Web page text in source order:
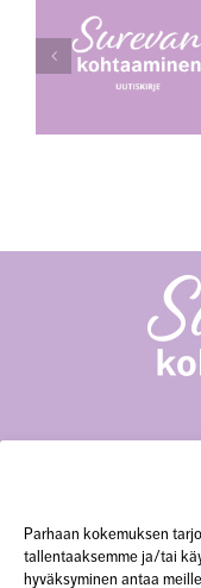
Parhaan kokemuksen
tallentaaksemme ja/tai
hyväksyminen antaa